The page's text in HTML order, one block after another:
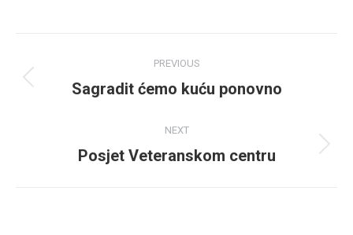
navigation
PREVIOUS
Previous
Sagradit ćemo kuću ponovno
NEXT
Next
Posjet Veteranskom centru